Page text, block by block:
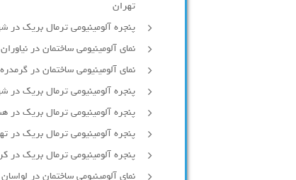
تهران
پنجره آلومینیومی ترمال بریک
نمای آلومینیومی ساختمان در نیاوران
نمای آلومینیومی ساختمان در گرمدره
پنجره آلومینیومی ترمال بریک در
پنجره آلومینیومی ترمال بریک در
پنجره آلومینیومی ترمال بریک در
پنجره آلومینیومی ترمال بریک در
نمای آلومینیومی ساختمان در لواسان